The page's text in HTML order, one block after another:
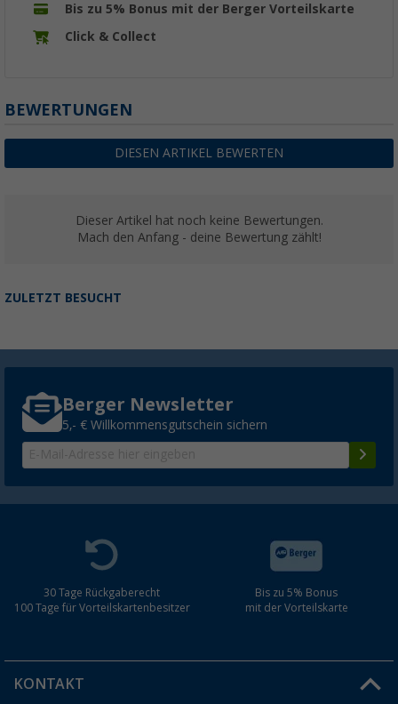
Bis zu 5% Bonus mit der Berger Vorteilskarte
Click & Collect
BEWERTUNGEN
DIESEN ARTIKEL BEWERTEN
Dieser Artikel hat noch keine Bewertungen.
Mach den Anfang - deine Bewertung zählt!
ZULETZT BESUCHT
Berger Newsletter
5,- € Willkommensgutschein sichern
30 Tage Rückgaberecht
100 Tage für Vorteilskartenbesitzer
Bis zu 5% Bonus
mit der Vorteilskarte
KONTAKT